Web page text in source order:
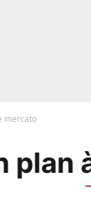
mercato